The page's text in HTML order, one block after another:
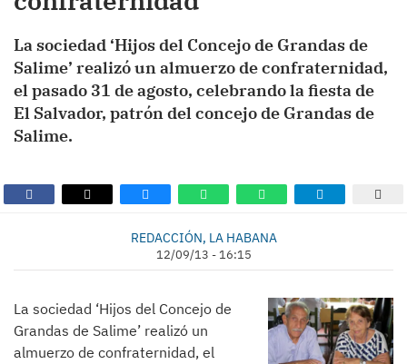
La sociedad ‘Hijos del Concejo de Grandas de
Salime’ realizó un almuerzo de confraternidad,
el pasado 31 de agosto, celebrando la fiesta de
El Salvador, patrón del concejo de Grandas de
Salime.
REDACCIÓN, LA HABANA
12/09/13 - 16:15
La sociedad ‘Hijos del Concejo de
Grandas de Salime’ realizó un
almuerzo de confraternidad, el